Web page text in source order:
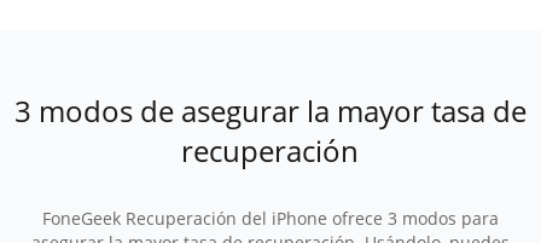
3 modos de asegurar la mayor tasa de
recuperación
FoneGeek Recuperación del iPhone ofrece 3 modos para